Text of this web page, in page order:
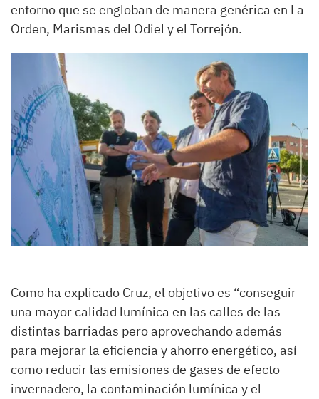
entorno que se engloban de manera genérica en La
Orden, Marismas del Odiel y el Torrejón.
Como ha explicado Cruz, el objetivo es “conseguir
una mayor calidad lumínica en las calles de las
distintas barriadas pero aprovechando además
para mejorar la eficiencia y ahorro energético, así
como reducir las emisiones de gases de efecto
invernadero, la contaminación lumínica y el